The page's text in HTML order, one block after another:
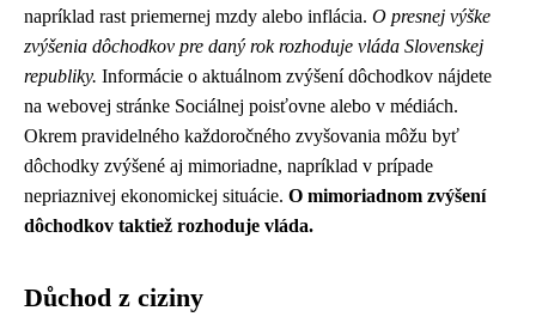
napríklad rast priemernej mzdy alebo inflácia. O presnej výške
zvýšenia dôchodkov pre daný rok rozhoduje vláda Slovenskej
republiky. Informácie o aktuálnom zvýšení dôchodkov nájdete
na webovej stránke Sociálnej poisťovne alebo v médiách.
Okrem pravidelného každoročného zvyšovania môžu byť
dôchodky zvýšené aj mimoriadne, napríklad v prípade
nepriaznivej ekonomickej situácie. O mimoriadnom zvýšení
dôchodkov taktiež rozhoduje vláda.
Důchod z ciziny